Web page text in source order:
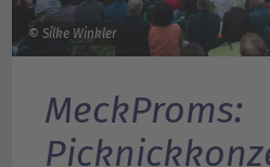
© Silke Winkler
MeckProms: